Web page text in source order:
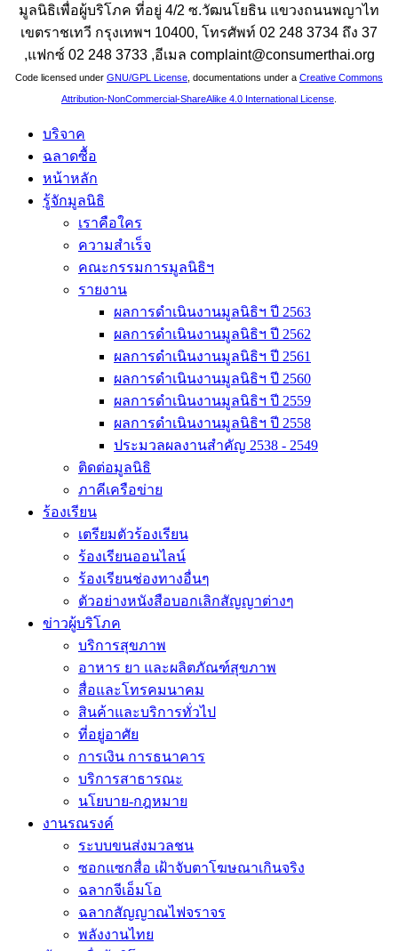
มูลนิธิเพื่อผู้บริโภค ที่อยู่ 4/2 ซ.วัฒนโยธิน แขวงถนนพญาไท
เขตราชเทวี กรุงเทพฯ 10400, โทรศัพท์ 02 248 3734 ถึง 37
,แฟกซ์ 02 248 3733 ,อีเมล complaint@consumerthai.org
Code licensed under GNU/GPL License , documentations under a Creative Commons
Attribution-NonCommercial-ShareAlike 4.0 International License
บริจาค
ฉลาดซื้อ
หน้าหลัก
รู้จักมูลนิธิ
เราคือใคร
ความสำเร็จ
คณะกรรมการมูลนิธิฯ
รายงาน
ผลการดำเนินงานมูลนิธิฯ ปี 2563
ผลการดำเนินงานมูลนิธิฯ ปี 2562
ผลการดำเนินงานมูลนิธิฯ ปี 2561
ผลการดำเนินงานมูลนิธิฯ ปี 2560
ผลการดำเนินงานมูลนิธิฯ ปี 2559
ผลการดำเนินงานมูลนิธิฯ ปี 2558
ประมวลผลงานสำคัญ 2538 - 2549
ติดต่อมูลนิธิ
ภาคีเครือข่าย
ร้องเรียน
เตรียมตัวร้องเรียน
ร้องเรียนออนไลน์
ร้องเรียนช่องทางอื่นๆ
ตัวอย่างหนังสือบอกเลิกสัญญาต่างๆ
ข่าวผู้บริโภค
บริการสุขภาพ
อาหาร ยา และผลิตภัณฑ์สุขภาพ
สื่อและโทรคมนาคม
สินค้าและบริการทั่วไป
ที่อยู่อาศัย
การเงิน การธนาคาร
บริการสาธารณะ
นโยบาย-กฎหมาย
งานรณรงค์
ระบบขนส่งมวลชน
ซอกแซกสื่อ เฝ้าจับตาโฆษณาเกินจริง
ฉลากจีเอ็มโอ
ฉลากสัญญาณไฟจราจร
พลังงานไทย